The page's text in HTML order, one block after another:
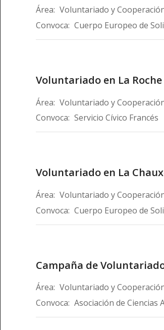
Área: Voluntariado y
Convoca: Cuerpo Europeo de
Voluntariado en La
Área: Voluntariado y
Convoca: Servicio Cívico Francés
Voluntariado en La
Área: Voluntariado y
Convoca: Cuerpo Europeo de
Campaña de
Área: Voluntariado y
Convoca: Asociación de Ciencias